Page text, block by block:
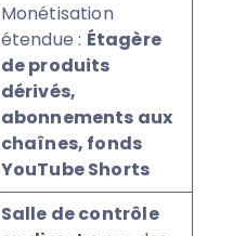
Monétisation
étendue : Étagère
de produits
dérivés,
abonnements aux
chaînes, fonds
YouTube Shorts
Salle de contrôle